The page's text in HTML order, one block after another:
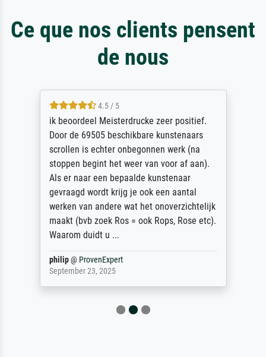
Ce que nos clients pensent
de nous
4.5 / 5
ik beoordeel Meisterdrucke zeer positief.
Door de 69505 beschikbare kunstenaars
scrollen is echter onbegonnen werk (na
stoppen begint het weer van voor af aan).
Als er naar een bepaalde kunstenaar
gevraagd wordt krijg je ook een aantal
werken van andere wat het onoverzichtelijk
maakt (bvb zoek Ros = ook Rops, Rose etc).
Waarom duidt u ...
philip@ ProvenExpert
September 23, 2025